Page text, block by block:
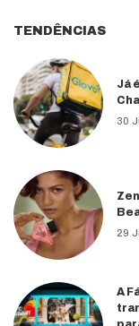
TENDÊNCIAS
Já
30
29
A